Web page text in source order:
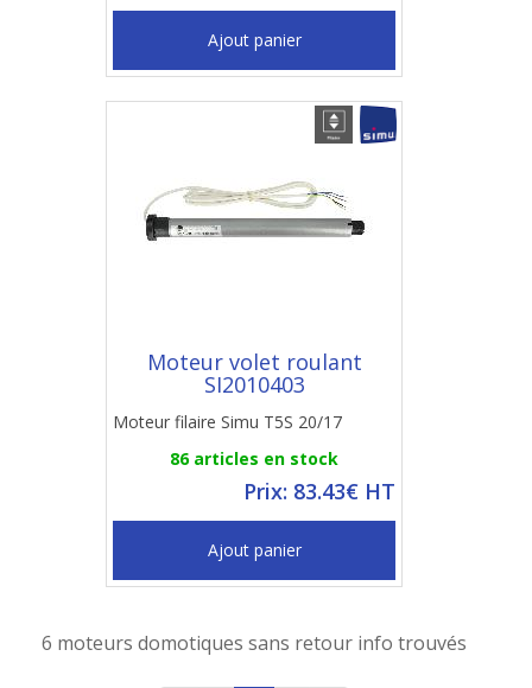
Ajout panier
Moteur volet roulant
SI2010403
Moteur filaire Simu T5S 20/17
86 articles en stock
Prix: 83.43€ HT
Ajout panier
6 moteurs domotiques sans retour info trouvés